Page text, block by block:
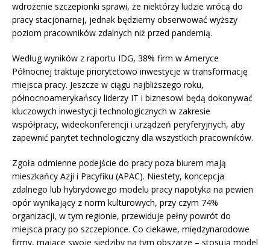
wdrożenie szczepionki sprawi, że niektórzy ludzie wrócą do
pracy stacjonarnej, jednak będziemy obserwować wyższy
poziom pracowników zdalnych niż przed pandemią.
Według wyników z raportu IDG, 38% firm w Ameryce
Północnej traktuje priorytetowo inwestycje w transformację
miejsca pracy. Jeszcze w ciągu najbliższego roku,
północnoamerykańscy liderzy IT i biznesowi będą dokonywać
kluczowych inwestycji technologicznych w zakresie
współpracy, wideokonferencji i urządzeń peryferyjnych, aby
zapewnić parytet technologiczny dla wszystkich pracowników.
Zgoła odmienne podejście do pracy poza biurem mają
mieszkańcy Azji i Pacyfiku (APAC). Niestety, koncepcja
zdalnego lub hybrydowego modelu pracy napotyka na pewien
opór wynikający z norm kulturowych, przy czym 74%
organizacji, w tym regionie, przewiduje pełny powrót do
miejsca pracy po szczepionce. Co ciekawe, międzynarodowe
firmy, mające swoje siedziby na tym obszarze – stosują model